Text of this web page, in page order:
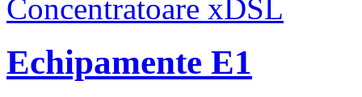
Concentratoare xDSL
Echipamente E1